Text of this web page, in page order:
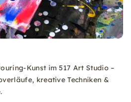
Kunst im 517 Art Studio –
kreative Techniken &